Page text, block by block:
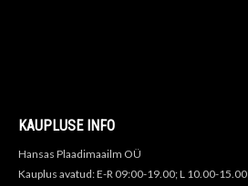
KAUPLUSE INFO
Hansas Plaadimaailm OÜ
Kauplus avatud: E-R 09:00-19.00; L 10.00-15.00